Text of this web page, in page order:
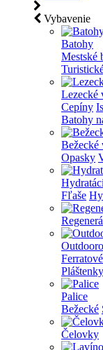
Vybavenie
Batohy
Mestské
Lezecké
Cepíny
Batohy
Bežecké
Opasky
Fľaše
Pláštenky
Palice
Bežecké
Čelovky